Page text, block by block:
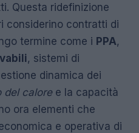
Questa ridefinizione
considerino contratti di
termine come i PPA,
, sistemi di
dinamica dei
del caloree la capacità
ora elementi che
e operativa di